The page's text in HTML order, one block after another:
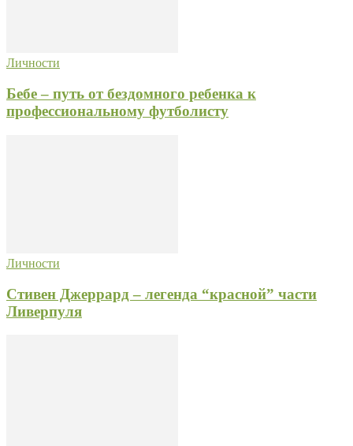
Личности
Бебе – путь от бездомного ребенка к
профессиональному футболисту
Личности
Стивен Джеррард – легенда “красной” части
Ливерпуля